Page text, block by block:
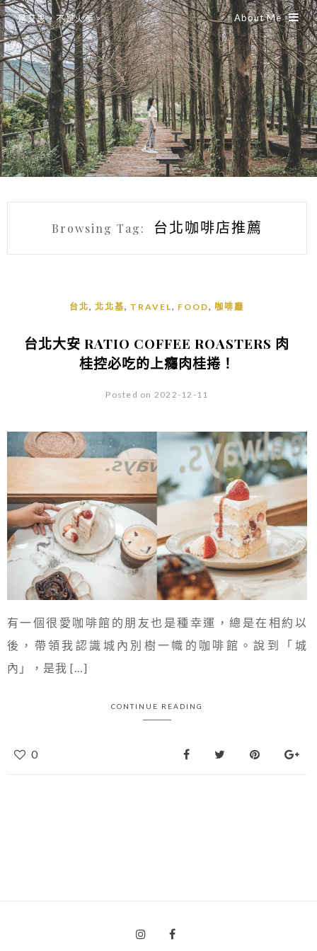
是艾思，不是火拳。 About Me
Browsing Tag: 台北咖啡店推薦
台北,北北基, TRAVEL, FOOD, 咖啡廳
台北大安 RATIO COFFEE ROASTERS 肉
桂控必吃的上癮肉桂捲！
Posted on 2022-12-11
有一個很愛咖啡館的朋友也是種幸運，總是在相約以
後，帶領我認識城內別樹一幟的咖啡館。說到「城
內」，是我 […]
CONTINUE READING
0